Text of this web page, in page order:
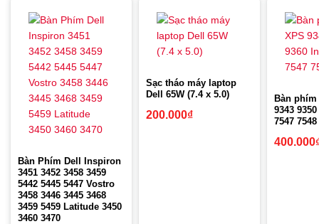
Bàn Phím Dell Inspiron
3451 3452 3458 3459
5442 5445 5447 Vostro
3458 3446 3445 3468
3459 5459 Latitude 3450
3460 3470
Sạc tháo máy laptop
Dell 65W (7.4 x 5.0)
200.000₫
Bàn
9343
7547 7548
400.000